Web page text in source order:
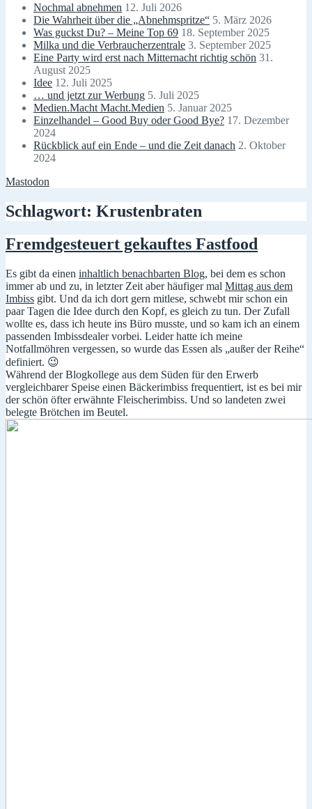
Nochmal abnehmen 12. Juli 2026
Die Wahrheit über die „Abnehmspritze“ 5. März 2026
Was guckst Du? – Meine Top 69 18. September 2025
Milka und die Verbraucherzentrale 3. September 2025
Eine Party wird erst nach Mitternacht richtig schön 31.
August 2025
Idee 12. Juli 2025
… und jetzt zur Werbung 5. Juli 2025
Medien.Macht Macht.Medien 5. Januar 2025
Einzelhandel – Good Buy oder Good Bye? 17. Dezember
2024
Rückblick auf ein Ende – und die Zeit danach 2. Oktober
2024
Mastodon
Schlagwort: Krustenbraten
Fremdgesteuert gekauftes Fastfood
Es gibt da einen inhaltlich benachbarten Blog, bei dem es schon
immer ab und zu, in letzter Zeit aber häufiger mal Mittag aus dem
Imbiss gibt. Und da ich dort gern mitlese, schwebt mir schon ein
paar Tagen die Idee durch den Kopf, es gleich zu tun. Der Zufall
wollte es, dass ich heute ins Büro musste, und so kam ich an einem
passenden Imbissdealer vorbei. Leider hatte ich meine
Notfallmöhren vergessen, so wurde das Essen als „außer der Reihe“
definiert. 😉
Während der Blogkollege aus dem Süden für den Erwerb
vergleichbarer Speise einen Bäckerimbiss frequentiert, ist es bei mir
der schön öfter erwähnte Fleischerimbiss. Und so landeten zwei
belegte Brötchen im Beutel.